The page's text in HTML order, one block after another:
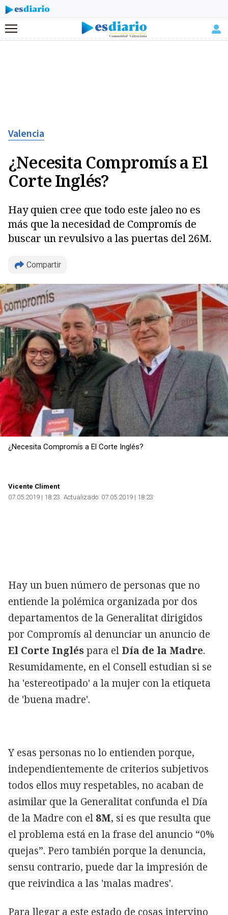
Menú
Valencia
¿Necesita Compromís a El
Corte Inglés?
Hay quien cree que todo este jaleo no es
más que la necesidad de Compromís de
buscar un revulsivo a las puertas del 26M.
Compartir
Copiar
¿Necesita Compromís a El Corte Inglés?
Vicente Climent
07.05.2019 | 18:23 Actualizado: 07.05.2019 | 18:23
Hay un buen número de personas que no
entiende la polémica organizada por dos
departamentos de la Generalitat dirigidos
por Compromís al denunciar un anuncio de
El Corte Ingléspara el Día de la Madre.
Resumidamente, en el Consell estudian si se
ha 'estereotipado' a la mujer con la etiqueta
de 'buena madre'.
Y esas personas no lo entienden porque,
independientemente de criterios subjetivos
todos ellos muy respetables, no acaban de
asimilar que la Generalitat confunda el Día
de la Madre con el 8M, si es que resulta que
el problema está en la frase del anuncio “0%
quejas”. Pero también porque la denuncia,
sensu contrario, puede dar la impresión de
que reivindica a las 'malas madres'.
Para llegar a este estado de cosas intervino